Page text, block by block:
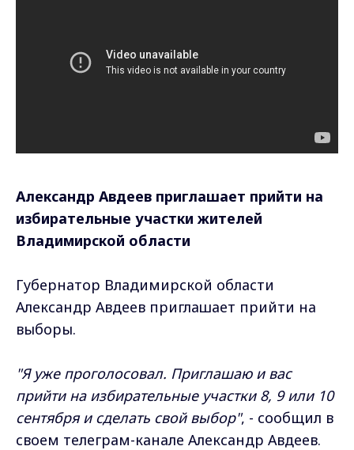
Александр Авдеев приглашает прийти на
избирательные участки жителей
Владимирской области
Губернатор Владимирской области
Александр Авдеев приглашает прийти на
выборы.
"Я уже проголосовал. Приглашаю и вас
прийти на избирательные участки 8, 9 или 10
сентября и сделать свой выбор", - сообщил в
своем телеграм-канале Александр Авдеев.